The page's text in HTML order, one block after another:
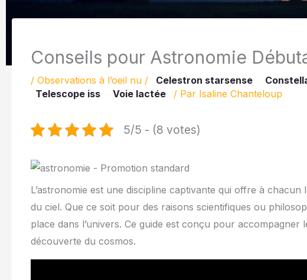
Conseils pour Astronomie
/ Observations à l’oeil nu / Celestron starsense
Telescope iss
Voie lactée / Par Isaline Chanteloup
5/5 - (8 votes)
L’astronomie est une discipline captivante qui offre à chacun
du ciel. Que ce soit pour des raisons scientifiques ou
place dans l’univers. Ce guide est conçu pour
découverte du cosmos.